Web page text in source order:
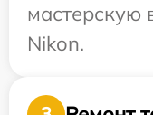
мастерскую
Nikon.